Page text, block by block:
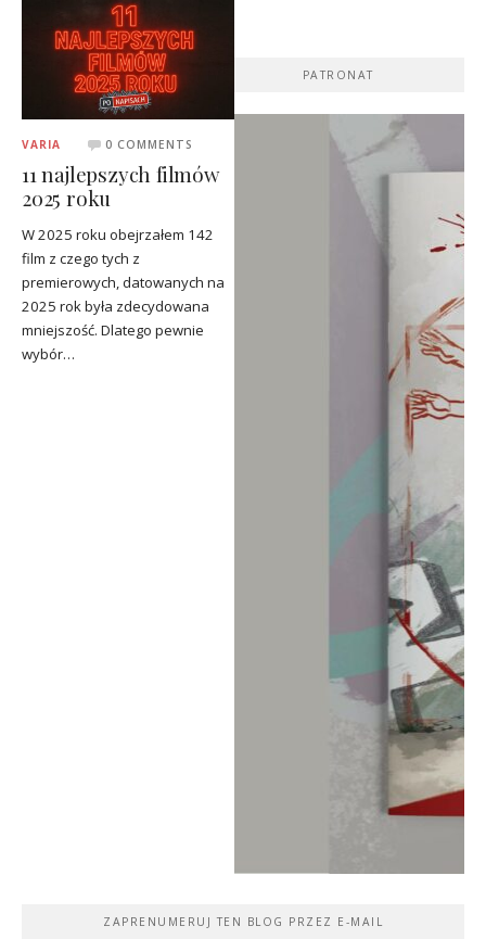
VARIA 0 COMMENTS
11 najlepszych filmów
2025 roku
W 2025 roku obejrzałem 142
film z czego tych z
premierowych, datowanych na
2025 rok była zdecydowana
mniejszość. Dlatego pewnie
wybór…
PATRONAT
ZAPRENUMERUJ TEN BLOG PRZEZ E-MAIL